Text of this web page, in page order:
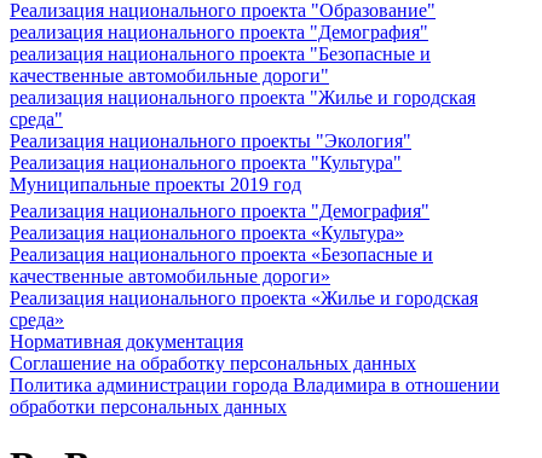
Реализация национального проекта "Образование"
реализация национального проекта "Демография"
реализация национального проекта "Безопасные и
качественные автомобильные дороги"
реализация национального проекта "Жилье и городская
среда"
Реализация национального проекты "Экология"
Реализация национального проекта "Культура"
Муниципальные проекты 2019 год
Реализация национального проекта "Демография"
Реализация национального проекта «Культура»
Реализация национального проекта «Безопасные и
качественные автомобильные дороги»
Реализация национального проекта «Жилье и городская
среда»
Нормативная документация
Соглашение на обработку персональных данных
Политика администрации города Владимира в отношении
обработки персональных данных